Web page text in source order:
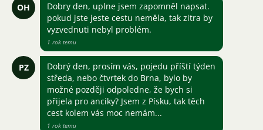
OH
Dobry den, uplne jsem zapomněl napsat.
pokud jste jeste cestu neměla, tak zitra by
vyzvednuti nebyl problém.
1 rok temu
PZ
Dobrý den, prosím vás, pojedu příští týden
středa, nebo čtvrtek do Brna, bylo by
možné později odpoledne, že bych si
přijela pro anciky? Jsem z Písku, tak těch
cest kolem vás moc nemám...
1 rok temu